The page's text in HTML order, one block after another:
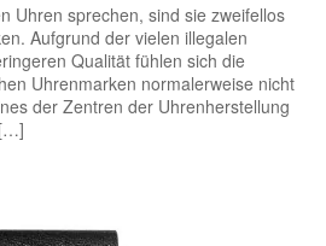
Uhren sprechen, sind sie zweifellos
Aufgrund der vielen illegalen
Qualität fühlen sich die
Uhrenmarken normalerweise nicht
der Zentren der Uhrenherstellung